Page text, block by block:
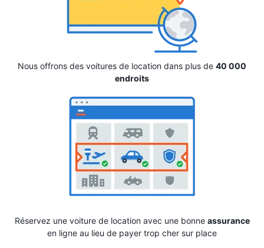
Nous offrons des voitures de location dans plus de 40 000
endroits
Réservez une voiture de location avec une bonne assurance
en ligne au lieu de payer trop cher sur place